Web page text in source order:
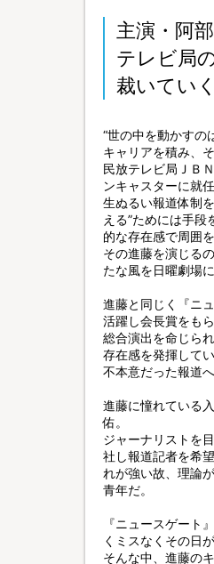
主演・阿
テレビ局
裁いてい
“世の中を動かすの
キャリアを積み、
民放テレビ局ＪＢ
ンキャスターに就任
生ぬるい報道体制
える”ためには手
的な存在感で周囲
その進藤を演じる
たな風を日曜劇場
進藤と同じく『ニ
活躍し会長賞をも
総合演出を命じら
存在感を発揮して
不本意だった報道
進藤に憧れている
佑。
ジャーナリストを
社し報道記者を希
れが強い故、理論
青年だ。
『ニュースゲート
くミスなくその日
そんな中、進藤の